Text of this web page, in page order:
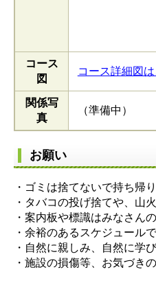
コース
図
コース詳細図
関係写
真
（準備中）
お願い
・ゴミは捨てないで持ち帰
・タバコの投げ捨てや、山
・案内板や標識はみなさん
・余裕のあるスケジュール
・自然に親しみ、自然に学
・施設の損傷等、お気づき